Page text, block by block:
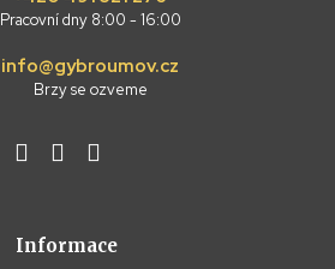
Pracovní dny 8:00 - 16:00
info@gybroumov.cz
Brzy se ozveme
Informace